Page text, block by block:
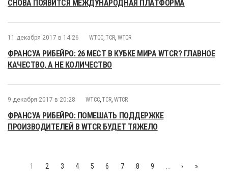
СНОВА ПОЯВИТСЯ МЕЖДУНАРОДНАЯ ПЛАТФОРМА
11 декабря 2017 в 14:26 WTCC,TCR, WTCR
ФРАНСУА РИБЕЙРО: 26 МЕСТ В КУБКЕ МИРА WTCR? ГЛАВНОЕ
КАЧЕСТВО, А НЕ КОЛИЧЕСТВО
9 декабря 2017 в 20:28 WTCC,TCR, WTCR
ФРАНСУА РИБЕЙРО: ПОМЕШАТЬ ПОДДЕРЖКЕ
ПРОИЗВОДИТЕЛЕЙ В WTCR БУДЕТ ТЯЖЕЛО
1 2 3 4 5 6 7 8 9 › »